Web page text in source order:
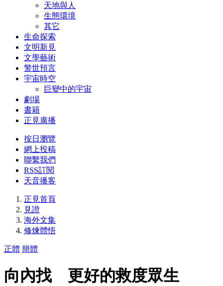
天地與人
生態環境
其它
生命探索
文明新見
文學藝術
警世預言
宇宙時空
巨變中的宇宙
劇場
書籍
正見廣播
按日瀏覽
網上投稿
聯繫我們
RSS訂閱
天音播客
正見首頁
見證
海外文集
修煉體悟
正體 簡體
向內找 更好的救度眾生